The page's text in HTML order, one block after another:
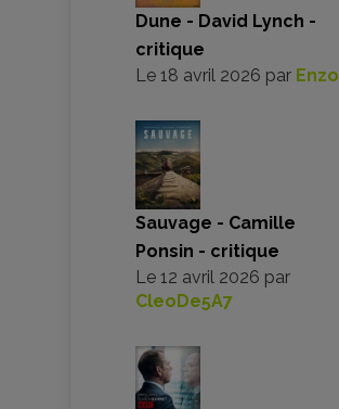
Dune - David Lynch -
critique
Le 18 avril 2026 par Enzo
Sauvage - Camille
Ponsin - critique
Le 12 avril 2026 par
CleoDe5A7